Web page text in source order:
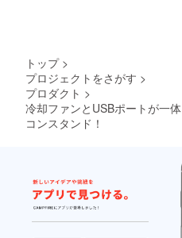
トップ >
プロジェクトをさがす >
プロダクト >
冷却ファンとUSBポートが一
コンスタンド！